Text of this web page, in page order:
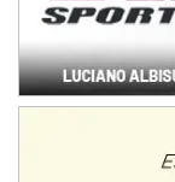
COBERTURA
IAME SERIES
Ramiro Tot (Asfalto)